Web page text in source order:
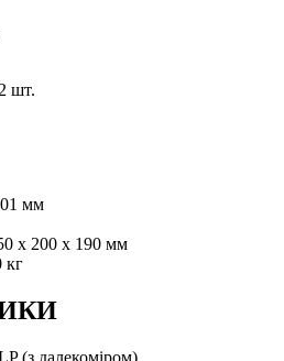
шт.
мм
x 200 x 190 мм
кг
(з далекоміром)